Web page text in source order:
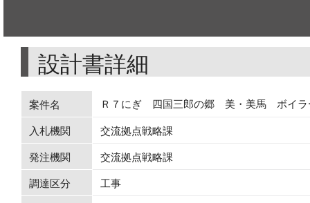
設計書詳細
案件名
Ｒ７にぎ 四国三郎の郷 美・美馬 ボイラ
入札機関
交流拠点戦略課
発注機関
交流拠点戦略課
調達区分
工事